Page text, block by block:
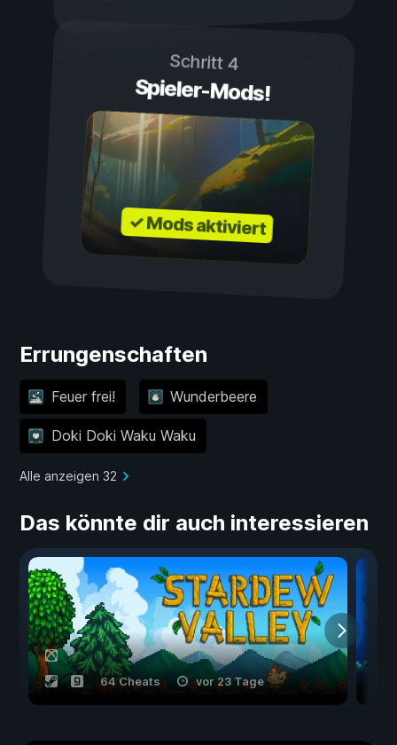
Schritt 4
Spieler-Mods!
✓ Mods aktiviert
Errungenschaften
Feuer frei! Wunderbeere
Doki Doki Waku Waku
Alle anzeigen 32
Das könnte dir auch interessieren
64 Cheats vor 23 Tage